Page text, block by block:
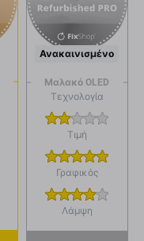
Ανακαινισμένο
Μαλακό OLED
Τεχνολογία
Τιμή
Γραφικός
Λάμψη